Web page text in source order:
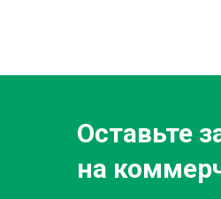
Оставьте
на